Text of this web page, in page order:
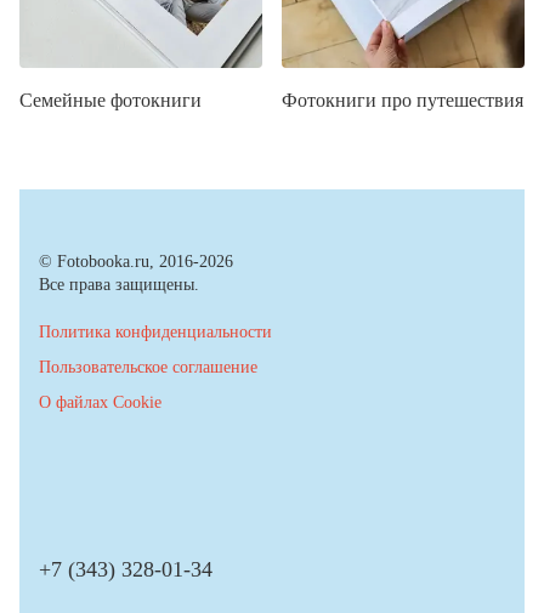
Семейные фотокниги Фотокниги про путешествия
© Fotobooka.ru, 2016-2026
Все права защищены.
Политика конфиденциальности
Пользовательское соглашение
О файлах Cookie
+7 (343) 328-01-34